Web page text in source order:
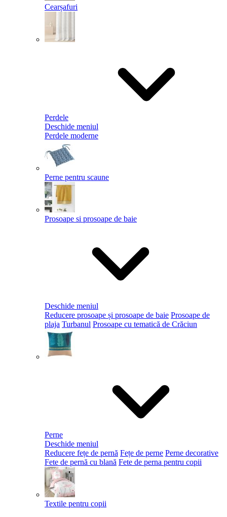
Cearșafuri
Perdele
Deschide meniul
Perdele moderne
Perne pentru scaune
Prosoape si prosoape de baie
Deschide meniul
Reducere prosoape și prosoape de baie Prosoape de
plaja Turbanul Prosoape cu tematică de Crăciun
Perne
Deschide meniul
Reducere fețe de pernă Fețe de perne Perne decorative
Fete de pernă cu blană Fete de perna pentru copii
Textile pentru copii